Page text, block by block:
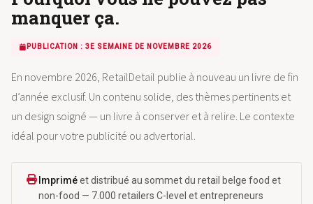
manquer ça.
PUBLICATION : 3E SEMAINE DE NOVEMBRE 2026
En novembre 2026, RetailDetail publie à nouveau un livre de fin
d’année exclusif. Un contenu solide, des thèmes pertinents et
un design soigné — un livre à conserver et à relire. Le contexte
idéal pour votre publicité ou advertorial.
Impriméet distribué au sommet du retail belge food et
non-food — 7.000 retailers C-level et entrepreneurs